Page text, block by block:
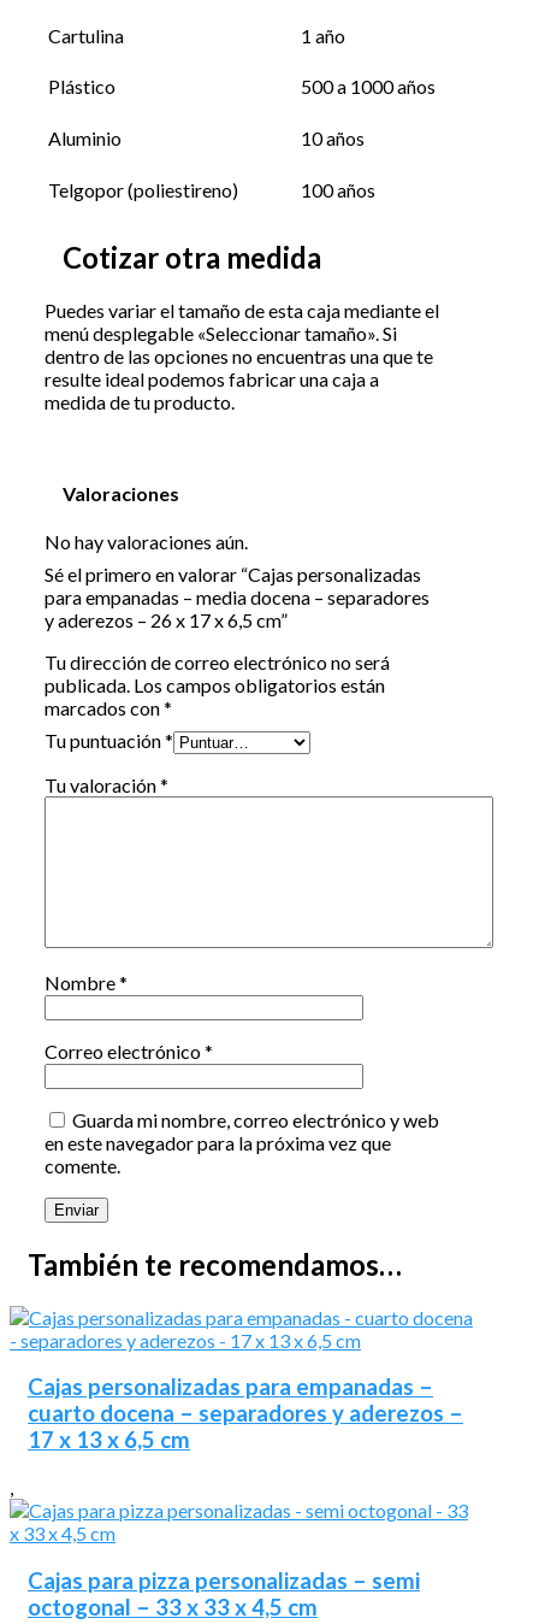
Cartulina 1 año
Plástico 500 a 1000 años
Aluminio 10 años
Telgopor (poliestireno) 100 años
Cotizar otra medida
Puedes variar el tamaño de esta caja mediante el
menú desplegable «Seleccionar tamaño». Si
dentro de las opciones no encuentras una que te
resulte ideal podemos fabricar una caja a
medida de tu producto.
Valoraciones
No hay valoraciones aún.
Sé el primero en valorar “Cajas personalizadas
para empanadas – media docena – separadores
y aderezos – 26 x 17 x 6,5 cm”
Tu dirección de correo electrónico no será
publicada. Los campos obligatorios están
marcados con*
Tu puntuación*
Tu valoración*
Nombre*
Correo electrónico*
Guarda mi nombre, correo electrónico y web
en este navegador para la próxima vez que
comente.
También te recomendamos…
Cajas personalizadas para empanadas –
cuarto docena – separadores y aderezos –
17 x 13 x 6,5 cm
,
Cajas para pizza personalizadas – semi
octogonal – 33 x 33 x 4,5 cm